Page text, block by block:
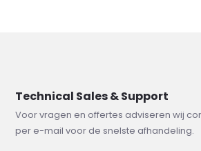
Technical Sales & Support
Voor vragen en offertes adviseren wij
per e-mail voor de snelste afhandeling.